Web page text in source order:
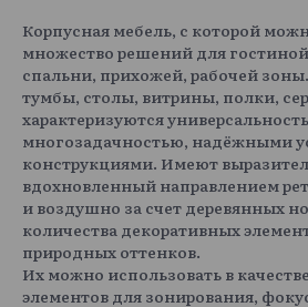
Корпусная мебель, с которой
множество решений для
спальни, прихожей, рабочей
тумбы, столы, витрины, полки,
характеризуются
многозадачностью, надёжными
конструкциями. Имеют
вдохновленный направлением
и воздушно за счет деревянных
количества декоративных
природных оттенков.
Их можно использовать в
элементов для зонирования,